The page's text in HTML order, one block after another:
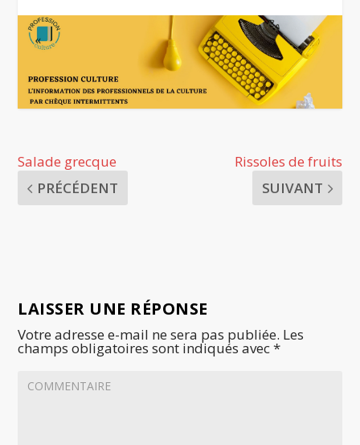
Salade grecque
PRÉCÉDENT
Rissoles de fruits
SUIVANT
LAISSER UNE RÉPONSE
Votre adresse e-mail ne sera pas publiée. Les
champs obligatoires sont indiqués avec*